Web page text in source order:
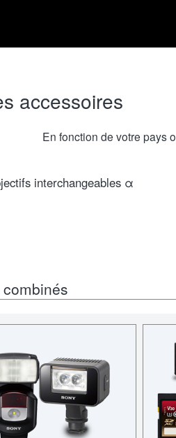
accessoires
En fonction de votre pays
interchangeables α